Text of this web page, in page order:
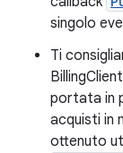
singolo
Ti
portata in
acquisti in
ottenuto